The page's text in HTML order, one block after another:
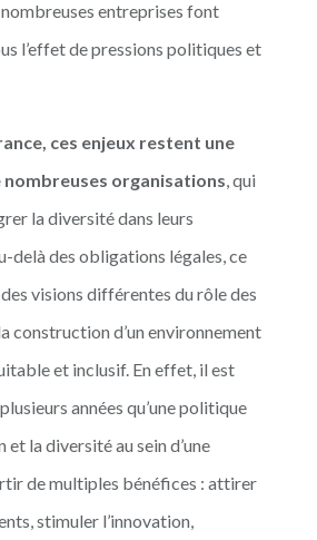
entreprises font
l’effet de pressions politiques et
ces enjeux restent une
organisations, qui
la diversité dans leurs
delà des obligations légales, ce
visions différentes du rôle des
construction d’un environnement
et inclusif. En effet, il est
années qu’une politique
et la diversité au sein d’une
de multiples bénéfices : attirer
stimuler l’innovation,